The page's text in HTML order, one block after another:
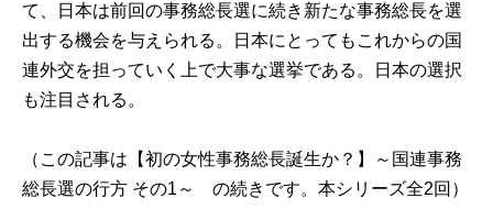
て、日本は前回の事務総長選に続き新たな事務総長を選
出する機会を与えられる。日本にとってもこれからの国
連外交を担っていく上で大事な選挙である。日本の選択
も注目される。
（この記事は 【初の女性事務総長誕生か？】～国連事務
総長選の行方 その1～
の続きです。本シリーズ全2回）